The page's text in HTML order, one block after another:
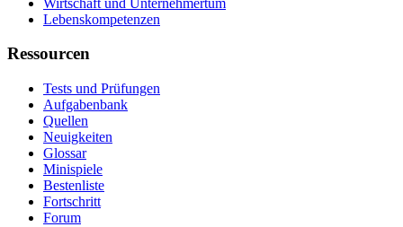
Lebenskompetenzen
Ressourcen
Tests und Prüfungen
Aufgabenbank
Quellen
Neuigkeiten
Glossar
Minispiele
Bestenliste
Fortschritt
Forum